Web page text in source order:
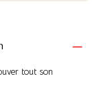
tout son